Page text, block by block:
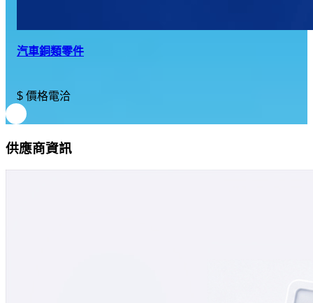
汽車銅類零件
$ 價格電洽
供應商資訊